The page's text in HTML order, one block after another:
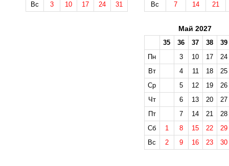
Вс
3 10 17 24 31
Вс
7 14 21
Май 2027
35 36 37 38
39
Пн
3 10 17
24
Вт
4 11 18
25
Ср
5 12 19
26
Чт
6 13 20
27
Пт
7 14 21
28
Сб
1 8 15 22
29
Вс
2 9 16 23 30